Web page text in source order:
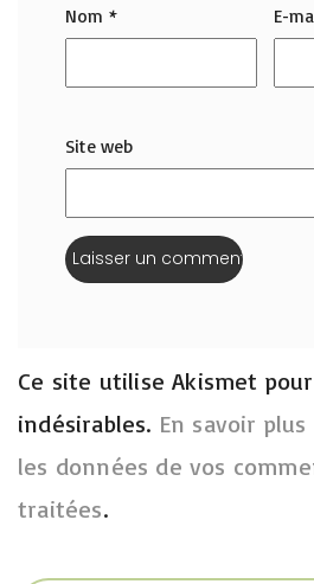
Nom * E-
Site web
Ce site utilise Akismet
indésirables. En savoir
les données de vos
traitées.